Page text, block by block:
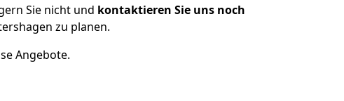
Sie nicht und kontaktieren Sie uns noch
zu planen.
Angebote.